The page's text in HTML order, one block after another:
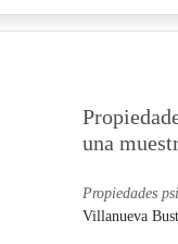
una
Propiedades
Villanueva